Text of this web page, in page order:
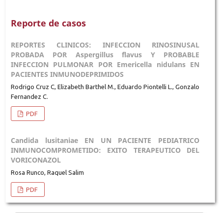
Reporte de casos
REPORTES CLINICOS: INFECCION RINOSINUSAL
PROBADA POR Aspergillus flavus Y PROBABLE
INFECCION PULMONAR POR Emericella nidulans EN
PACIENTES INMUNODEPRIMIDOS
Rodrigo Cruz C, Elizabeth Barthel M., Eduardo Piontelli L., Gonzalo
Fernandez C.
PDF
Candida lusitaniae EN UN PACIENTE PEDIATRICO
INMUNOCOMPROMETIDO: EXITO TERAPEUTICO DEL
VORICONAZOL
Rosa Runco, Raquel Salim
PDF